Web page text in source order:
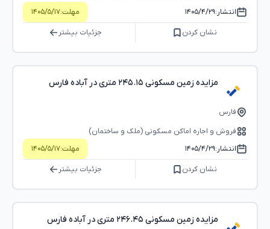
انتشار:۱۴۰۵/۴/۲۹ مهلت:۱۴۰۵/۵/۱۷
نشان کردن جزئیات بیشتر
مزایده زمین مسکونی ۲۴۵.۱۵ متری در آباده فارس
فارس
فروش و اجاره اماکن مسکونی (ملک و ساختمان)
انتشار:۱۴۰۵/۴/۲۹ مهلت:۱۴۰۵/۵/۱۷
نشان کردن جزئیات بیشتر
مزایده زمین مسکونی ۲۴۶.۴۵ متری در آباده فارس